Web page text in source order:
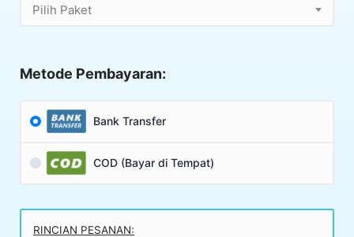
Pilih Paket
Metode Pembayaran:
Bank Transfer
COD (Bayar di Tempat)
RINCIAN PESANAN: